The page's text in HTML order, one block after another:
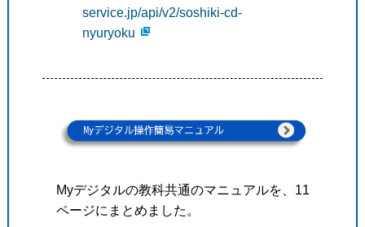
service.jp/api/v2/soshiki-cd-
nyuryoku
Myデジタルの教科共通のマニュアルを、11
ページにまとめました。